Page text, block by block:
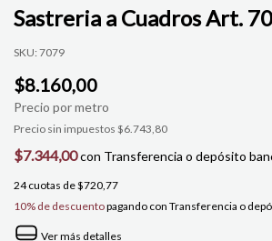
Sastreria a Cuadros Art.
SKU: 7079
$8.160,00
Precio sin impuestos $6.743,80
$7.344,00con Transferencia o depósito
24 cuotas de$720,77
10% de descuentopagando con Transferencia o
Ver más detalles